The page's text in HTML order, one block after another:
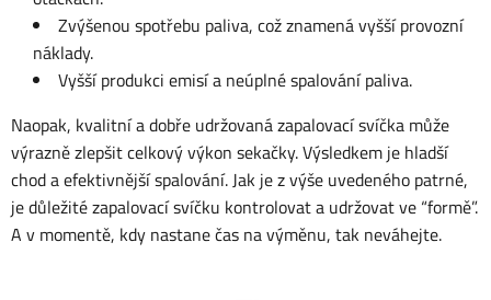
Zvýšenou spotřebu paliva, což znamená vyšší provozní
náklady.
Vyšší produkci emisí a neúplné spalování paliva.
Naopak, kvalitní a dobře udržovaná zapalovací svíčka může
výrazně zlepšit celkový výkon sekačky. Výsledkem je hladší
chod a efektivnější spalování. Jak je z výše uvedeného patrné,
je důležité zapalovací svíčku kontrolovat a udržovat ve “formě”.
A v momentě, kdy nastane čas na výměnu, tak neváhejte.